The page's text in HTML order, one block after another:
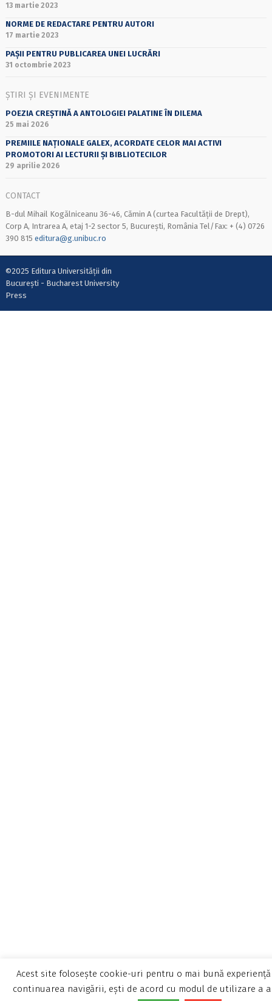
13 martie 2023
NORME DE REDACTARE PENTRU AUTORI
17 martie 2023
PAȘII PENTRU PUBLICAREA UNEI LUCRĂRI
31 octombrie 2023
ȘTIRI ȘI EVENIMENTE
POEZIA CREȘTINĂ A ANTOLOGIEI PALATINE ÎN DILEMA
25 mai 2026
PREMIILE NAȚIONALE GALEX, ACORDATE CELOR MAI ACTIVI
PROMOTORI AI LECTURII ȘI BIBLIOTECILOR
29 aprilie 2026
CONTACT
B-dul Mihail Kogălniceanu 36-46, Cămin A (curtea Facultății de Drept),
Corp A, Intrarea A, etaj 1-2 sector 5, București, România Tel/Fax: + (4) 0726
390 815 editura@g.unibuc.ro
©2025 Editura Universității din
București - Bucharest University
Press
Acest site folosește cookie-uri pentru o mai bună
continuarea navigării, ești de acord cu modul de utilizare a